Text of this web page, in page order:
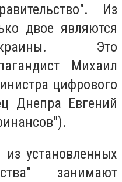
Из
двое являются
Это
Михаил
цифрового
Днепра Евгений
установленных
занимают